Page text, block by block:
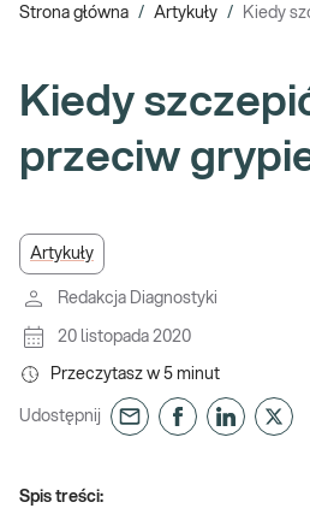
Strona główna / Artykuły / Kiedy
Kiedy
przeciw
Artykuły
Redakcja Diagnostyki
20 listopada 2020
Przeczytasz w 5 minut
Udostępnij
Spis treści: